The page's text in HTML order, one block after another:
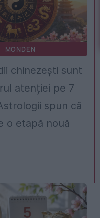
MONDEN
chinezești sunt
atenției pe 7
spun că
o etapă nouă